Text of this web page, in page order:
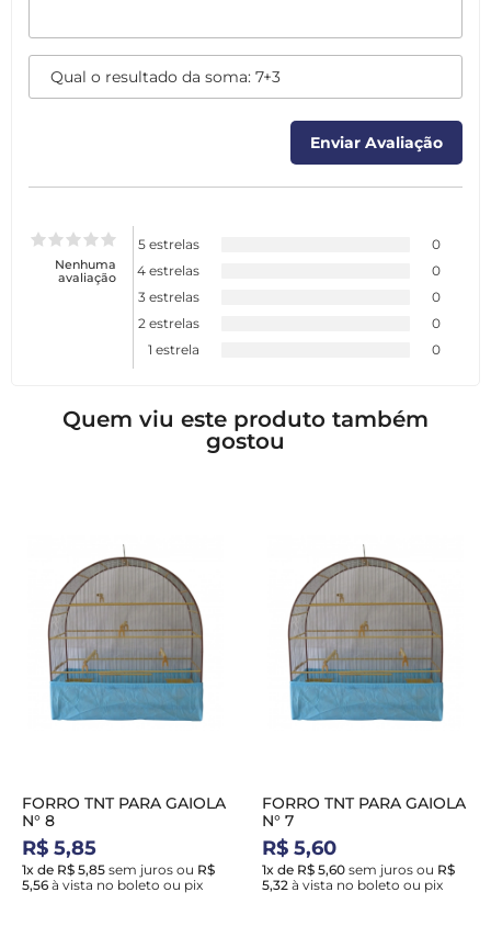
Nenhuma
avaliação
5 estrelas
0
4 estrelas
0
3 estrelas
0
2 estrelas
0
1 estrela
0
Quem viu este produto também
gostou
FORRO TNT PARA GAIOLA
N° 8
R$ 5,85
1x de R$ 5,85 sem juros ou R$
5,56 à vista no boleto ou pix
FORRO TNT PARA GAIOLA
N° 7
R$ 5,60
1x de R$ 5,60 sem juros ou R$
5,32 à vista no boleto ou pix